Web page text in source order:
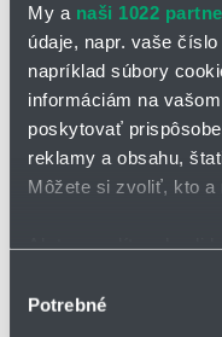
My a naši 1022
údaje, napr. vaše
napríklad súbory
informáciám na
poskytovať
reklamy a obsahu,
Môžete si zvoliť, kto a
polohe s
súhlasu
Potrebné